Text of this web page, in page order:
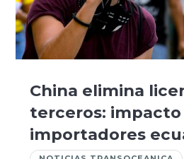
China elimina
terceros: impacto
importadores